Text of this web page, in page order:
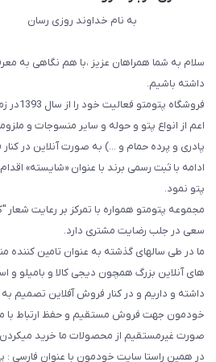
به نام خداوند روزی رسان
سلام به شما همراهان عزیز ،با هم نگاهی به
داشته باشیم.
فروشگاه
اعم از انواع پتو و حوله و سایر منسوجات و
پادری و پرده حمام و ...) به صورت آنلاین در
ادامه با ثبت رسمی برند با عنوان «شایسته»
پتو نمود.
مجموعه پتومتو همواره با تمرکز بر رعایت
سعی در جلب رضایت مشتری دارد.
ما در طی سالهای گذشته به عنوان تامین کننده
های آنلاین بزرگ همچون دیجی کالا و بامیلو
داشته و داریم و در کنار فروش آفلاین تصمیم به
خودمون جهت فروش مستقیم و حفظ ارتباط با
صورت غیرمستقیم از محصولات ما خرید میکردن